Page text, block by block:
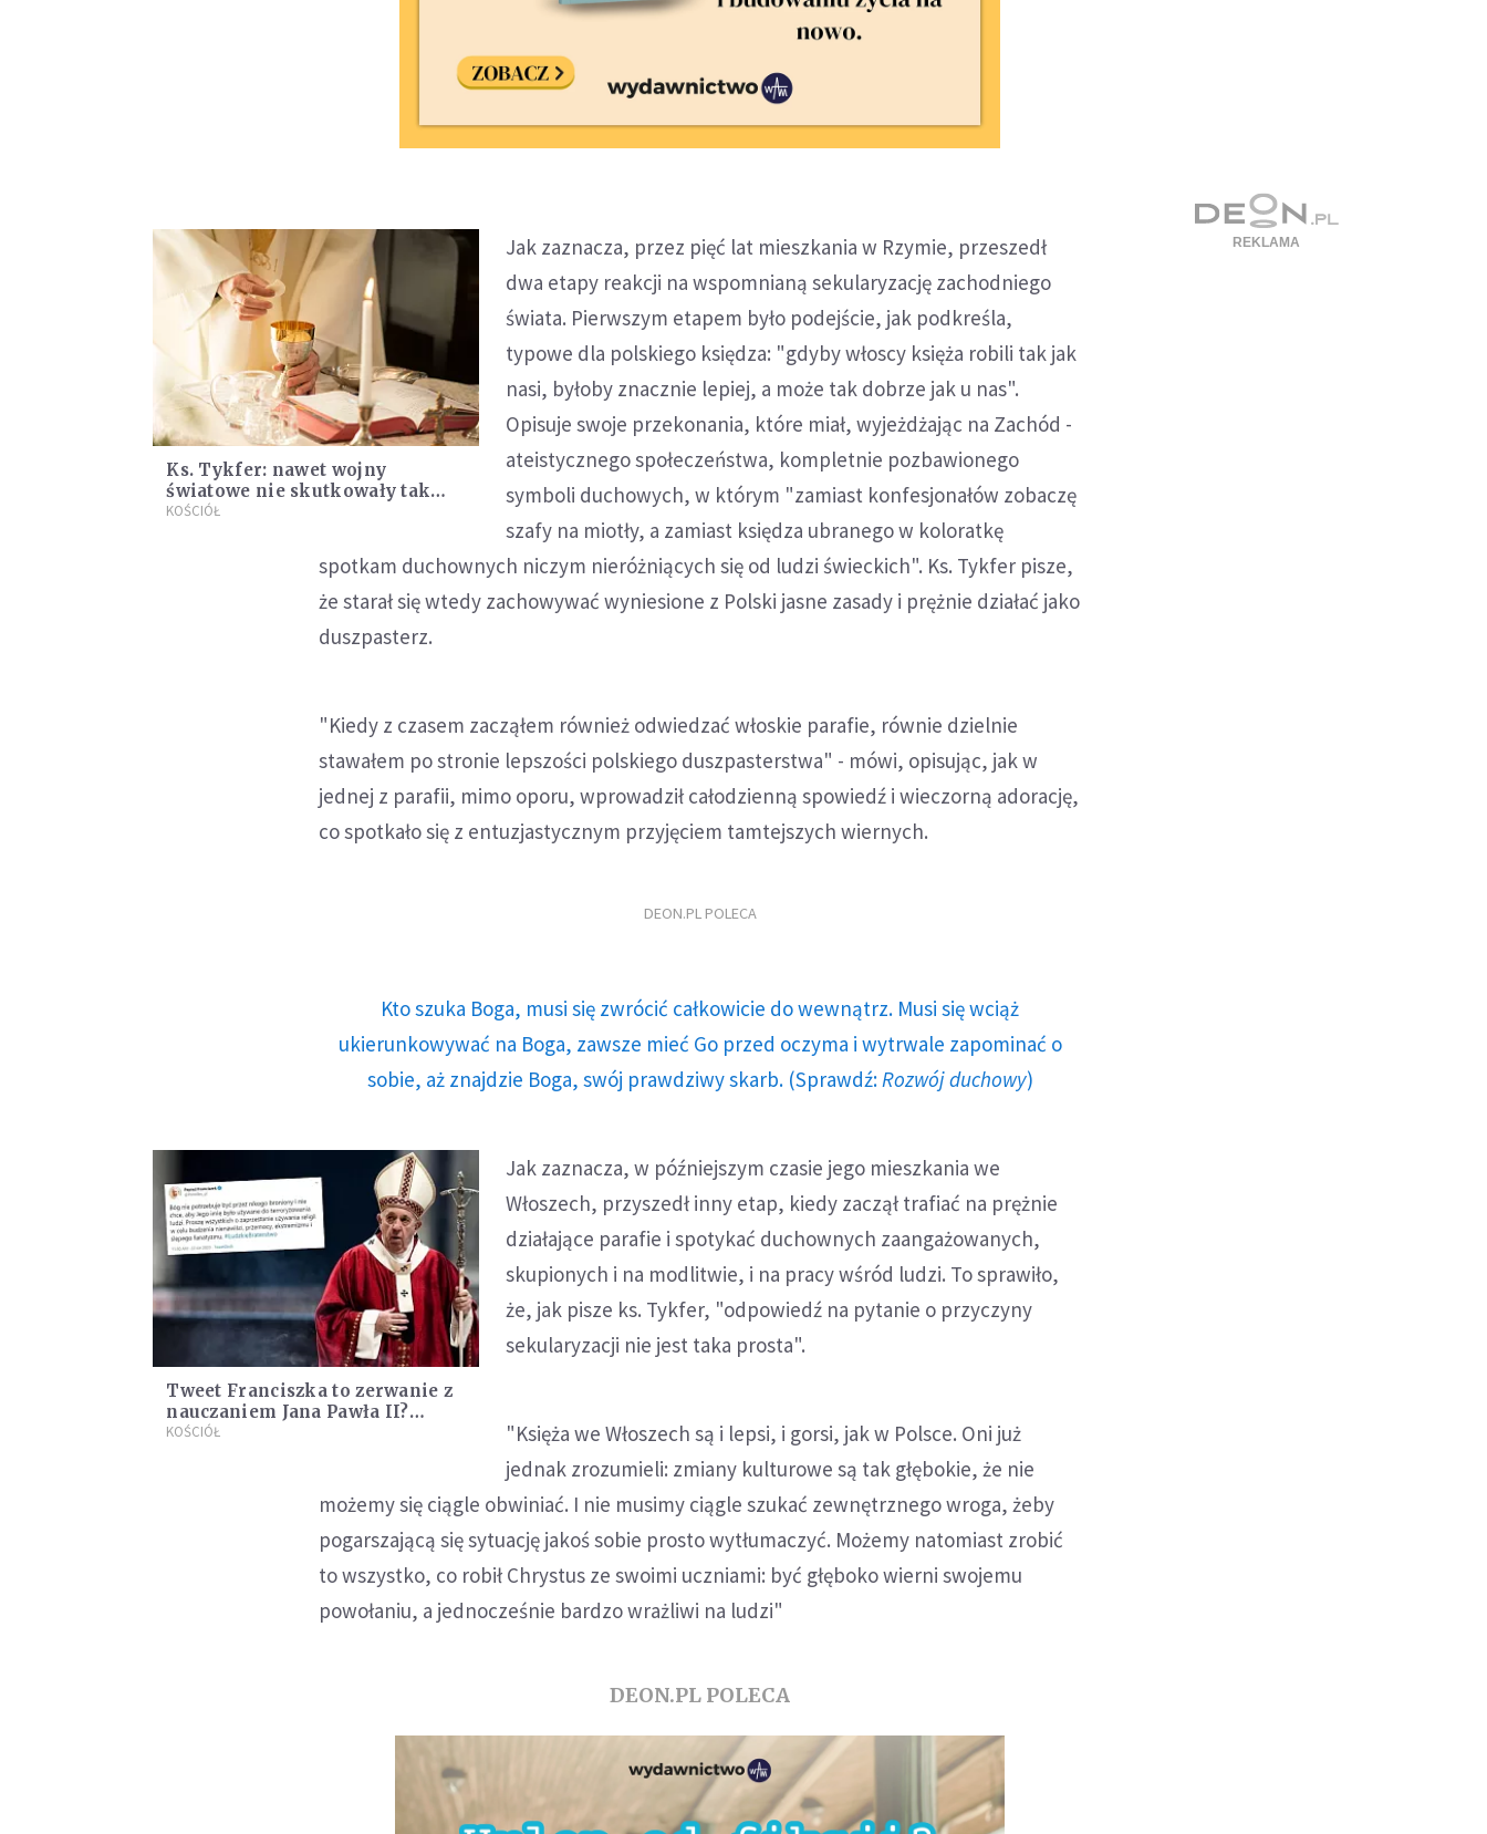
Ks. Tykfer: nawet wojny
światowe nie skutkowały tak
powszechnym oddzieleniem
KOŚCIÓŁ
Jak zaznacza, przez pięć lat mieszkania w Rzymie, przeszedł
dwa etapy reakcji na wspomnianą sekularyzację zachodniego
świata. Pierwszym etapem było podejście, jak podkreśla,
typowe dla polskiego księdza: "gdyby włoscy księża robili tak jak
nasi, byłoby znacznie lepiej, a może tak dobrze jak u nas".
Opisuje swoje przekonania, które miał, wyjeżdżając na Zachód -
ateistycznego społeczeństwa, kompletnie pozbawionego
symboli duchowych, w którym "zamiast konfesjonałów zobaczę
szafy na miotły, a zamiast księdza ubranego w koloratkę
spotkam duchownych niczym nieróżniących się od ludzi świeckich". Ks. Tykfer pisze,
że starał się wtedy zachowywać wyniesione z Polski jasne zasady i prężnie działać jako
duszpasterz.
"Kiedy z czasem zacząłem również odwiedzać włoskie parafie, równie dzielnie
stawałem po stronie lepszości polskiego duszpasterstwa" - mówi, opisując, jak w
jednej z parafii, mimo oporu, wprowadził całodzienną spowiedź i wieczorną adorację,
co spotkało się z entuzjastycznym przyjęciem tamtejszych wiernych.
DEON.PL POLECA
Kto szuka Boga, musi się zwrócić całkowicie do wewnątrz. Musi się wciąż
ukierunkowywać na Boga, zawsze mieć Go przed oczyma i wytrwale zapominać o
sobie, aż znajdzie Boga, swój prawdziwy skarb. (Sprawdź: Rozwój duchowy)
Tweet Franciszka to zerwanie z
nauczaniem Jana Pawła II?
Wyjaśnia Tomasz Terlikowski
KOŚCIÓŁ
Jak zaznacza, w późniejszym czasie jego mieszkania we
Włoszech, przyszedł inny etap, kiedy zaczął trafiać na prężnie
działające parafie i spotykać duchownych zaangażowanych,
skupionych i na modlitwie, i na pracy wśród ludzi. To sprawiło,
że, jak pisze ks. Tykfer, "odpowiedź na pytanie o przyczyny
sekularyzacji nie jest taka prosta".
"Księża we Włoszech są i lepsi, i gorsi, jak w Polsce. Oni już
jednak zrozumieli: zmiany kulturowe są tak głębokie, że nie
możemy się ciągle obwiniać. I nie musimy ciągle szukać zewnętrznego wroga, żeby
pogarszającą się sytuację jakoś sobie prosto wytłumaczyć. Możemy natomiast zrobić
to wszystko, co robił Chrystus ze swoimi uczniami: być głęboko wierni swojemu
powołaniu, a jednocześnie bardzo wrażliwi na ludzi"
DEON.PL POLECA